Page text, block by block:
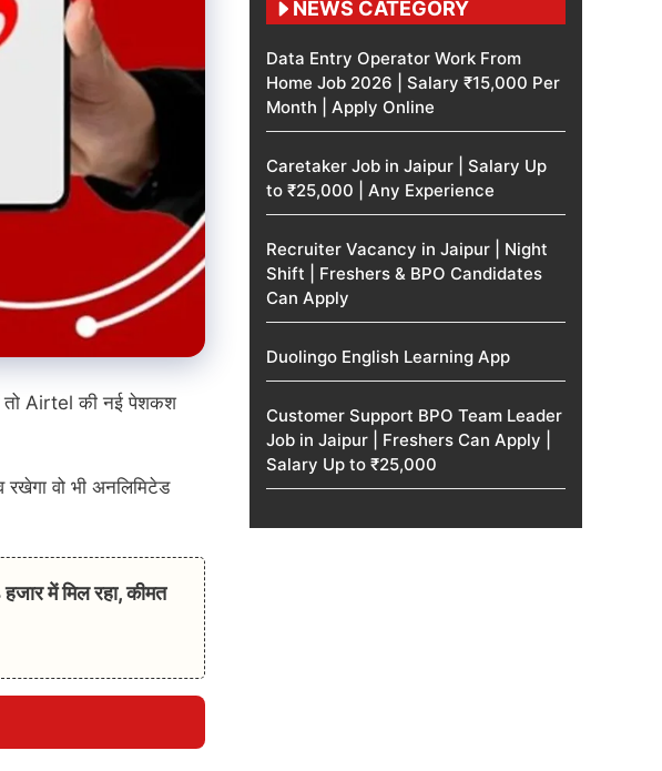
तो Airtel की नई पेशकश
वो भी अनलिमिटेड
में मिल रहा, कीमत
NEWS CATEGORY
Data Entry Operator Work From
Home Job 2026 | Salary ₹15,000 Per
Month | Apply Online
Caretaker Job in Jaipur | Salary Up
to ₹25,000 | Any Experience
Recruiter Vacancy in Jaipur | Night
Shift | Freshers & BPO Candidates
Can Apply
Duolingo English Learning App
Customer Support BPO Team Leader
Job in Jaipur | Freshers Can Apply |
Salary Up to ₹25,000